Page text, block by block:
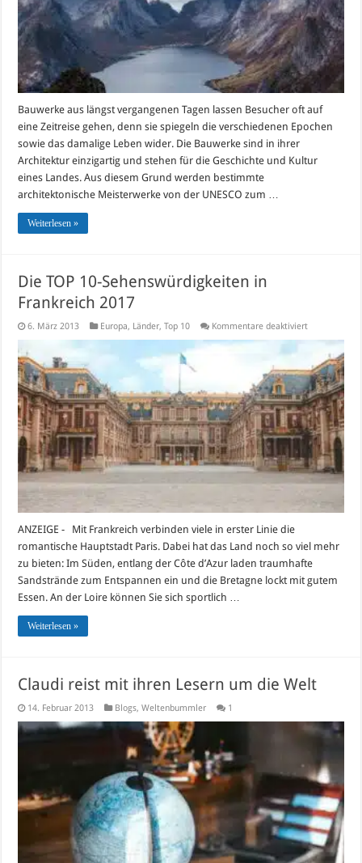
Bauwerke aus längst vergangenen Tagen lassen Besucher oft auf
eine Zeitreise gehen, denn sie spiegeln die verschiedenen Epochen
sowie das damalige Leben wider. Die Bauwerke sind in ihrer
Architektur einzigartig und stehen für die Geschichte und Kultur
eines Landes. Aus diesem Grund werden bestimmte
architektonische Meisterwerke von der UNESCO zum …
Weiterlesen »
Die TOP 10-Sehenswürdigkeiten in
Frankreich 2017
6. März 2013 Europa, Länder,Top 10 Kommentare deaktiviertfür
in
Frankreich
2017
ANZEIGE - Mit Frankreich verbinden viele in erster Linie die
romantische Hauptstadt Paris. Dabei hat das Land noch so viel mehr
zu bieten: Im Süden, entlang der Côte d’Azur laden traumhafte
Sandstrände zum Entspannen ein und die Bretagne lockt mit gutem
Essen. An der Loire können Sie sich sportlich …
Weiterlesen »
Claudi reist mit ihren Lesern um die Welt
14. Februar 2013 Blogs,Weltenbummler 1